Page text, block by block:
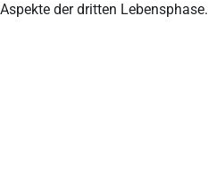
der dritten Lebensphase.